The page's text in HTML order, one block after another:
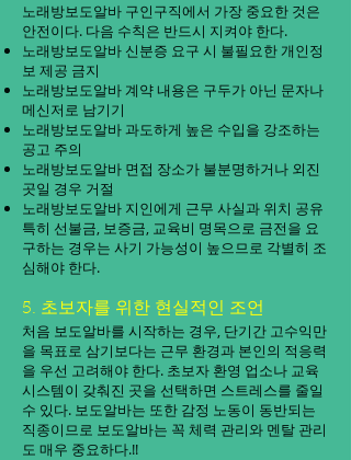
노래방보도알바 구인구직에서 가장 중요한 것은
안전이다. 다음 수칙은 반드시 지켜야 한다.
노래방보도알바 신분증 요구 시 불필요한 개인정
보 제공 금지
노래방보도알바 계약 내용은 구두가 아닌 문자나
메신저로 남기기
노래방보도알바 과도하게 높은 수입을 강조하는
공고 주의
노래방보도알바 면접 장소가 불분명하거나 외진
곳일 경우 거절
노래방보도알바 지인에게 근무 사실과 위치 공유
특히 선불금, 보증금, 교육비 명목으로 금전을 요
구하는 경우는 사기 가능성이 높으므로 각별히 조
심해야 한다.
5. 초보자를 위한 현실적인 조언
처음 보도알바를 시작하는 경우, 단기간 고수익만
을 목표로 삼기보다는 근무 환경과 본인의 적응력
을 우선 고려해야 한다. 초보자 환영 업소나 교육
시스템이 갖춰진 곳을 선택하면 스트레스를 줄일
수 있다. 보도알바는 또한 감정 노동이 동반되는
직종이므로 보도알바는 꼭 체력 관리와 멘탈 관리
도 매우 중요하다.!!